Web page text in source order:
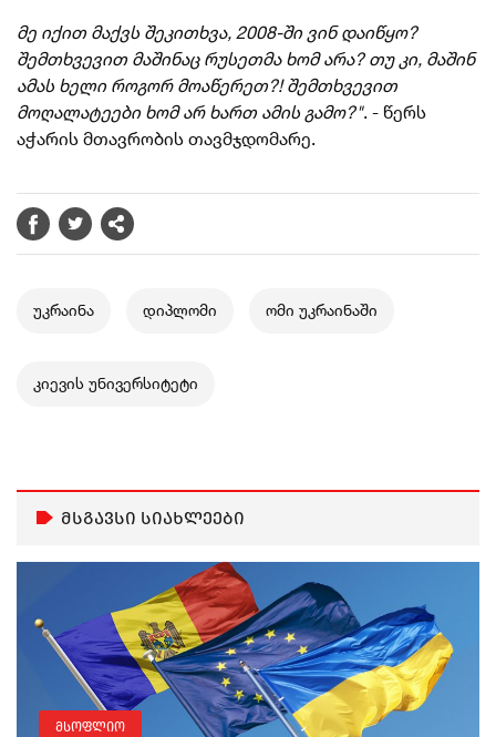
მე იქით მაქვს შეკითხვა, 2008-ში ვინ დაიწყო?
შემთხვევით მაშინაც რუსეთმა ხომ არა? თუ კი, მაშინ
ამას ხელი როგორ მოაწერეთ?! შემთხვევით
მოღალატეები ხომ არ ხართ ამის გამო?". - წერს
აჭარის მთავრობის თავმჯდომარე.
უკრაინა დიპლომი ომი უკრაინაში
კიევის უნივერსიტეტი
მსგავსი სიახლეები
მსოფლიო